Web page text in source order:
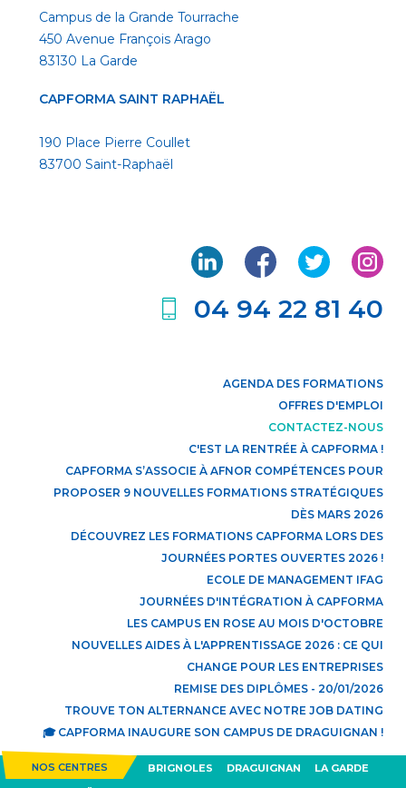
Campus de la Grande Tourrache
450 Avenue François Arago
83130 La Garde
CAPFORMA SAINT RAPHAËL
190 Place Pierre Coullet
83700 Saint-Raphaël
04 94 22 81 40
AGENDA DES FORMATIONS
OFFRES D'EMPLOI
CONTACTEZ-NOUS
C'EST LA RENTRÉE À CAPFORMA !
CAPFORMA S’ASSOCIE À AFNOR COMPÉTENCES POUR
PROPOSER 9 NOUVELLES FORMATIONS STRATÉGIQUES
DÈS MARS 2026
DÉCOUVREZ LES FORMATIONS CAPFORMA LORS DES
JOURNÉES PORTES OUVERTES 2026 !
ECOLE DE MANAGEMENT IFAG
JOURNÉES D'INTÉGRATION À CAPFORMA
LES CAMPUS EN ROSE AU MOIS D'OCTOBRE
NOUVELLES AIDES À L'APPRENTISSAGE 2026 : CE QUI
CHANGE POUR LES ENTREPRISES
REMISE DES DIPLÔMES - 20/01/2026
TROUVE TON ALTERNANCE AVEC NOTRE JOB DATING
🎓 CAPFORMA INAUGURE SON CAMPUS DE DRAGUIGNAN !
NOS CENTRES BRIGNOLES DRAGUIGNAN
LA GARDE